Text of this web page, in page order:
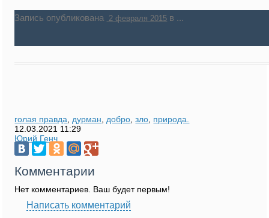
Запись опубликована 2 февраля 2015 в ...
голая правда дурман добро ,зло природа.
12.03.2021 11:29
Юрий Генч
Комментарии
Нет комментариев. Ваш будет первым!
Написать комментарий